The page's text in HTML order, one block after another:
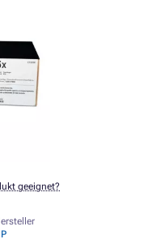
geeignet?